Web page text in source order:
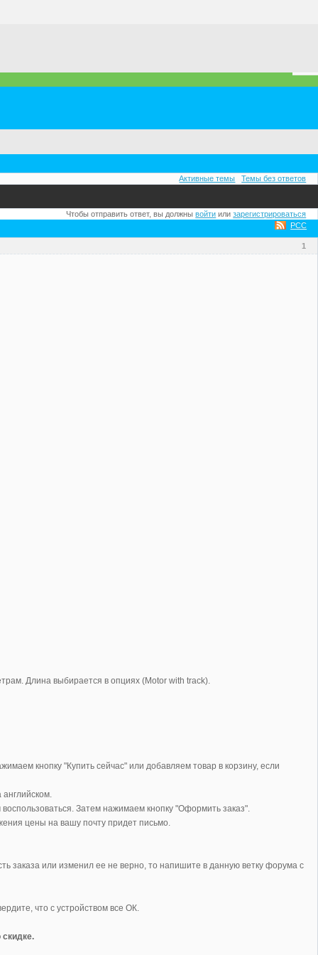
Активные темы Темы без ответов
Чтобы отправить ответ, вы должнывойти илизарегистрироваться
РСС
1
Длина выбирается в опциях (Motor with track).
кнопку "Купить сейчас" или добавляем товар в корзину, если
Затем нажимаем кнопку "Оформить заказ".
цены на вашу почту придет письмо.
заказа или изменил ее не верно, то напишите в данную ветку форума с
что с устройством все ОК.